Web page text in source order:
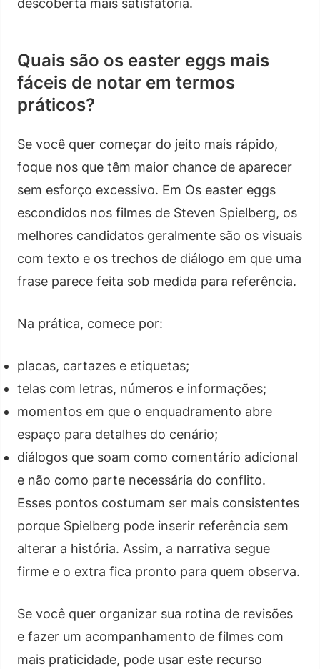
descoberta mais satisfatória.
Quais são os easter eggs mais
fáceis de notar em termos
práticos?
Se você quer começar do jeito mais rápido,
foque nos que têm maior chance de aparecer
sem esforço excessivo. Em Os easter eggs
escondidos nos filmes de Steven Spielberg, os
melhores candidatos geralmente são os visuais
com texto e os trechos de diálogo em que uma
frase parece feita sob medida para referência.
Na prática, comece por:
placas, cartazes e etiquetas;
telas com letras, números e informações;
momentos em que o enquadramento abre
espaço para detalhes do cenário;
diálogos que soam como comentário adicional
e não como parte necessária do conflito.
Esses pontos costumam ser mais consistentes
porque Spielberg pode inserir referência sem
alterar a história. Assim, a narrativa segue
firme e o extra fica pronto para quem observa.
Se você quer organizar sua rotina de revisões
e fazer um acompanhamento de filmes com
mais praticidade, pode usar este recurso